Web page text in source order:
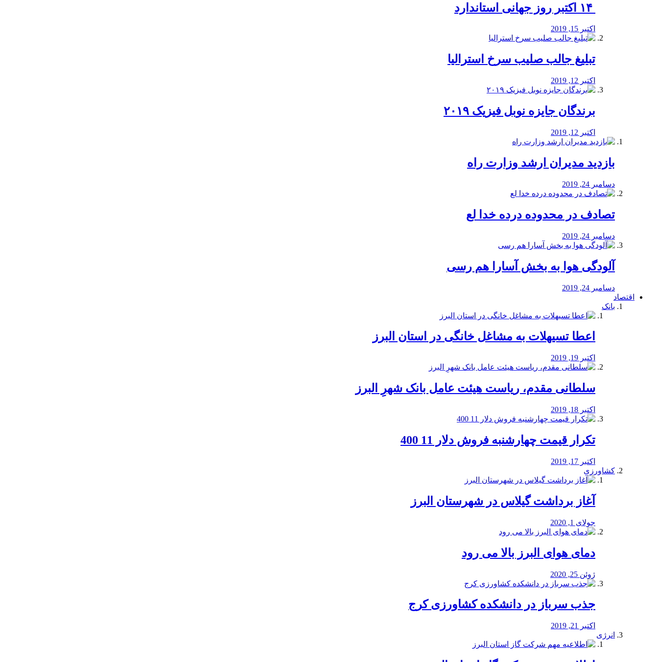
اکتبر 15, 2019
تبلیغ جالب صلیب سرخ استرالیا
اکتبر 12, 2019
برندگان جایزه نوبل فیزیک ۲۰۱۹
اکتبر 12, 2019
بازدید مدیران ارشد وزارت راه
دسامبر 24, 2019
تصادف در محدوده درده خدا لع
دسامبر 24, 2019
آلودگی هوا به بخش آسارا هم رسی
دسامبر 24, 2019
اقتصاد
بانک
️اعطا تسیهلات به مشاغل خانگی در استان البرز
اکتبر 19, 2019
سلطانی مقدم، ریاست هیئت عامل بانک شهرِ البرز
اکتبر 18, 2019
تکرار قیمت چهارشنبه فروش دلار 11 400
اکتبر 17, 2019
کشاورزی
آغاز برداشت گیلاس در شهرستان البرز
جولای 1, 2020
دمای هوای البرز بالا می رود
ژوئن 25, 2020
جذب سرباز در دانشکده کشاورزی کرج
اکتبر 21, 2019
انرژی